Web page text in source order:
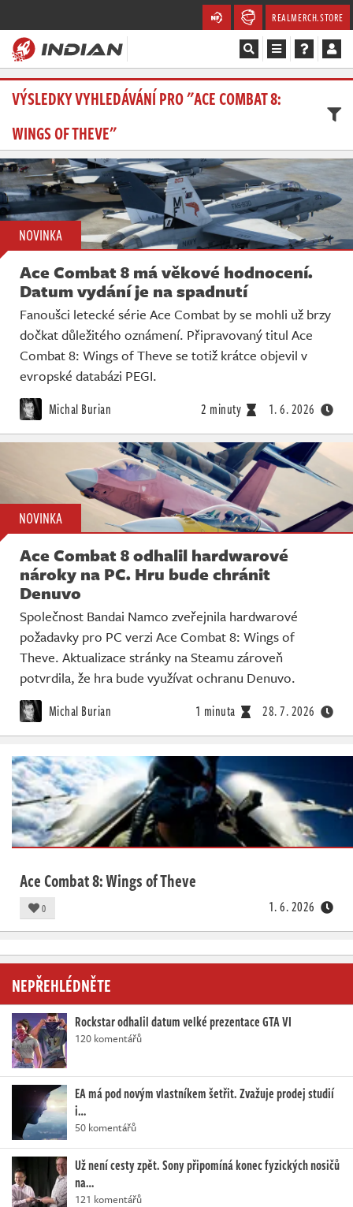
REALMERCH.STORE
Magazín
Recenze
Videa
Soutěže
Databáze
Komunita
Redakce
Živě
VÝSLEDKY VYHLEDÁVÁNÍ PRO "ACE COMBAT 8:
WINGS OF THEVE"
NOVINKA
Ace Combat 8 má věkové hodnocení.
Datum vydání je na spadnutí
Fanoušci letecké série Ace Combat by se mohli už brzy
dočkat důležitého oznámení. Připravovaný titul Ace
Combat 8: Wings of Theve se totiž krátce objevil v
evropské databázi PEGI.
Michal Burian 2 minuty 1. 6. 2026
NOVINKA
Ace Combat 8 odhalil hardwarové
nároky na PC. Hru bude chránit
Denuvo
Společnost Bandai Namco zveřejnila hardwarové
požadavky pro PC verzi Ace Combat 8: Wings of
Theve. Aktualizace stránky na Steamu zároveň
potvrdila, že hra bude využívat ochranu Denuvo.
Michal Burian 1 minuta 28. 7. 2026
Ace Combat 8: Wings of Theve
0 1. 6. 2026
NEPŘEHLÉDNĚTE
Rockstar odhalil datum velké prezentace GTA VI
120 komentářů
EA má pod novým vlastníkem šetřit. Zvažuje prodej studií
i…
50 komentářů
Už není cesty zpět. Sony připomíná konec fyzických nosičů
na…
121 komentářů